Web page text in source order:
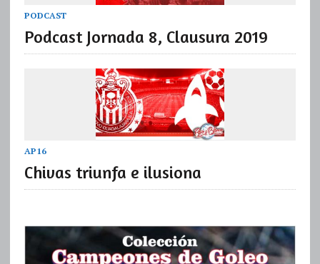
PODCAST
Podcast Jornada 8, Clausura 2019
AP16
Chivas triunfa e ilusiona